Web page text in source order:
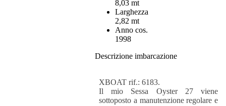
8,03 mt
Larghezza
2,82 mt
Anno cos.
1998
Descrizione imbarcazione
XBOAT rif.: 6183.
Il mio Sessa Oyster 27 viene
sottoposto a manutenzione regolare e